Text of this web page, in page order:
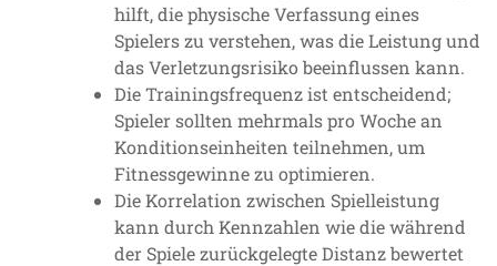
hilft, die physische Verfassung eines
Spielers zu verstehen, was die Leistung und
das Verletzungsrisiko beeinflussen kann.
Die Trainingsfrequenz ist entscheidend;
Spieler sollten mehrmals pro Woche an
Konditionseinheiten teilnehmen, um
Fitnessgewinne zu optimieren.
Die Korrelation zwischen Spielleistung
kann durch Kennzahlen wie die während
der Spiele zurückgelegte Distanz bewertet